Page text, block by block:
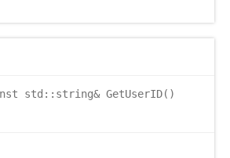
std::string& GetUserID()